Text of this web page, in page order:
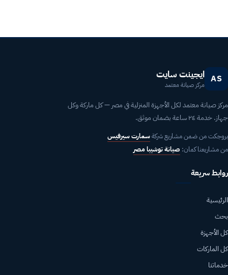
AS ايجينت سايت
مركز صيانة معتمد
مركز صيانة معتمد لكل الأجهزة المنزلية في مصر — كل ماركة وكل
جهاز. خدمة ٢٤ ساعة بضمان موثق.
بروجكت من ضمن مشاريع شركةسمارت سيرفيس
من مشاريعنا كمان: صيانة توشيبا مصر
روابط سريعة
الرئيسية
بحث
كل الأجهزة
كل الماركات
خدماتنا